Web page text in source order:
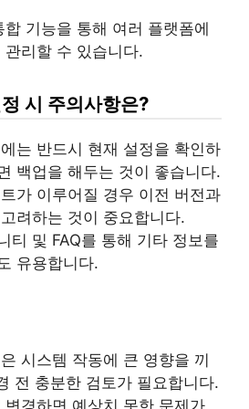
기능을 통해 여러 플랫폼에
리할 수 있습니다.
시 주의사항은?
는 반드시 현재 설정을 확인하
백업을 해두는 것이 좋습니다.
가 이루어질 경우 이전 버전과
려하는 것이 중요합니다.
티 및 FAQ를 통해 기타 정보를
유용합니다.
시스템 작동에 큰 영향을 끼
전 충분한 검토가 필요합니다.